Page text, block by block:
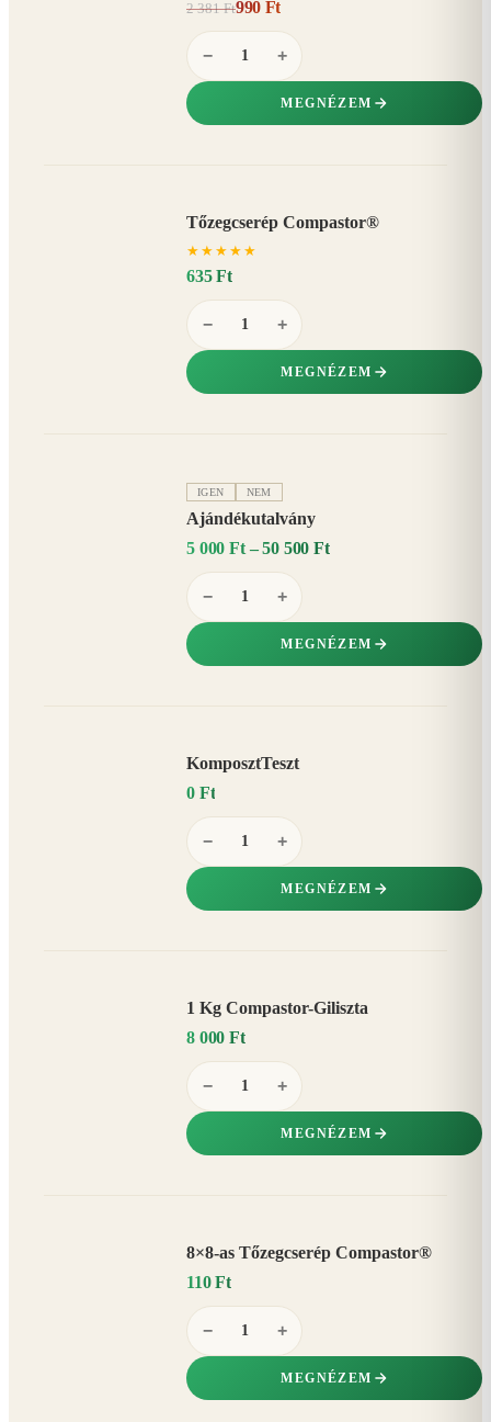
2 381 Ft990 Ft
− +
MEGNÉZEM
Tőzegcserép Compastor®
★ ★ ★ ★ ★
635 Ft
− +
MEGNÉZEM
IGEN NEM
Ajándékutalvány
5 000 Ft – 50 500 Ft
− +
MEGNÉZEM
KomposztTeszt
0 Ft
− +
MEGNÉZEM
1 Kg Compastor-Giliszta
8 000 Ft
− +
MEGNÉZEM
8×8-as Tőzegcserép Compastor®
110 Ft
− +
MEGNÉZEM